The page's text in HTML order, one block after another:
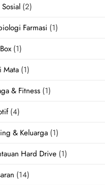
(2)
Farmasi (1)
(1)
Mata (1)
& Fitness (1)
(4)
& Keluarga (1)
Hard Drive (1)
(14)